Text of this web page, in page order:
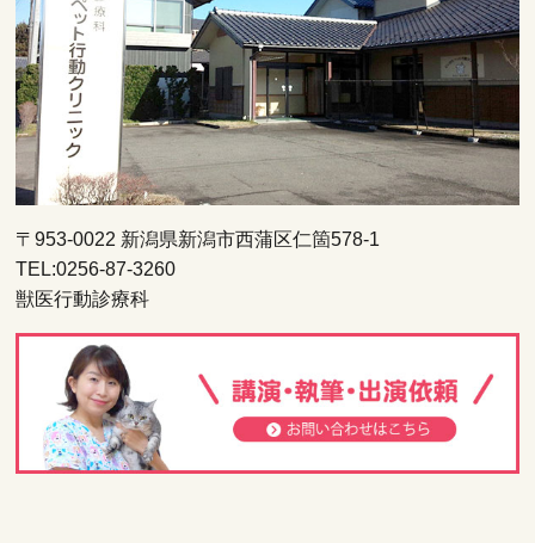
〒953-0022 新潟県新潟市西蒲区仁箇578-1
TEL:0256-87-3260
獣医行動診療科